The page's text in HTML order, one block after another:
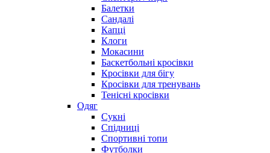
Балетки
Сандалі
Капці
Клоги
Мокасини
Баскетбольні кросівки
Кросівки для бігу
Кросівки для тренувань
Тенісні кросівки
Одяг
Сукні
Спідниці
Спортивні топи
Футболки